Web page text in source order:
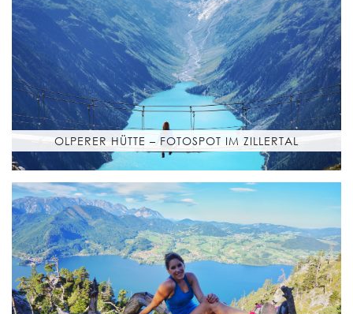
OLPERER HÜTTE – FOTOSPOT IM ZILLERTAL